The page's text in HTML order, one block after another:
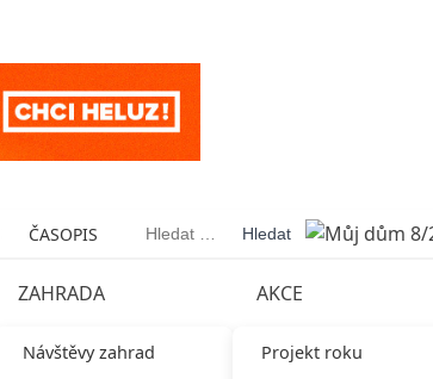
ČASOPIS Vyhledávání
ZAHRADA
Návštěvy zahrad
AKCE
Projekt roku